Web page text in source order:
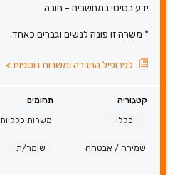
ידע בסיסי במחשבים - חובה
* משרה זו פונה לנשים וגברים כאחד.
לפרופיל החברה ומשרות נוספות>
קטגוריה
תחומים
כללי
משרות כלליות
שמירה / אבטחה שומר/ת